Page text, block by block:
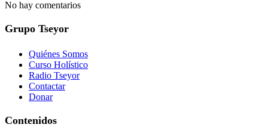
No hay comentarios
Grupo Tseyor
Quiénes Somos
Curso Holístico
Radio Tseyor
Contactar
Donar
Contenidos